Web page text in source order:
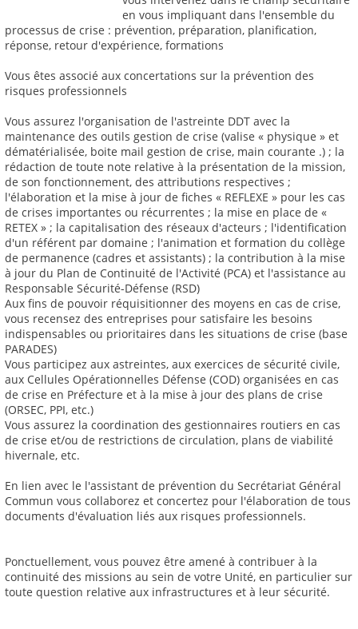
en vous impliquant dans l'ensemble du
processus de crise : prévention, préparation, planification,
réponse, retour d'expérience, formations
Vous êtes associé aux concertations sur la prévention des
risques professionnels
Vous assurez l'organisation de l'astreinte DDT avec la
maintenance des outils gestion de crise (valise « physique » et
dématérialisée, boite mail gestion de crise, main courante .) ; la
rédaction de toute note relative à la présentation de la mission,
de son fonctionnement, des attributions respectives ;
l'élaboration et la mise à jour de fiches « REFLEXE » pour les cas
de crises importantes ou récurrentes ; la mise en place de «
RETEX » ; la capitalisation des réseaux d'acteurs ; l'identification
d'un référent par domaine ; l'animation et formation du collège
de permanence (cadres et assistants) ; la contribution à la mise
à jour du Plan de Continuité de l'Activité (PCA) et l'assistance au
Responsable Sécurité-Défense (RSD)
Aux fins de pouvoir réquisitionner des moyens en cas de crise,
vous recensez des entreprises pour satisfaire les besoins
indispensables ou prioritaires dans les situations de crise (base
PARADES)
Vous participez aux astreintes, aux exercices de sécurité civile,
aux Cellules Opérationnelles Défense (COD) organisées en cas
de crise en Préfecture et à la mise à jour des plans de crise
(ORSEC, PPI, etc.)
Vous assurez la coordination des gestionnaires routiers en cas
de crise et/ou de restrictions de circulation, plans de viabilité
hivernale, etc.
En lien avec le l'assistant de prévention du Secrétariat Général
Commun vous collaborez et concertez pour l'élaboration de tous
documents d'évaluation liés aux risques professionnels.
Ponctuellement, vous pouvez être amené à contribuer à la
continuité des missions au sein de votre Unité, en particulier sur
toute question relative aux infrastructures et à leur sécurité.